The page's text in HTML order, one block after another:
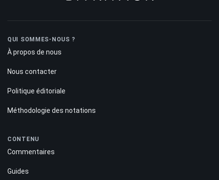
QUI SOMMES-NOUS ?
À propos de nous
Nous contacter
Politique éditoriale
Méthodologie des notations
CONTENU
Commentaires
Guides